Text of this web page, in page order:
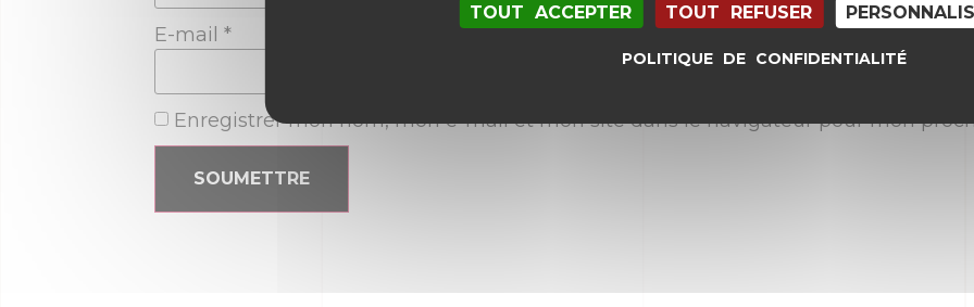
E-mail *
Enregistrer mon nom, mon e-mail et mon site dans le navigateur pour mon
TOUT ACCEPTER TOUT REFUSER
POLITIQUE DE CONFIDENTIALITÉ